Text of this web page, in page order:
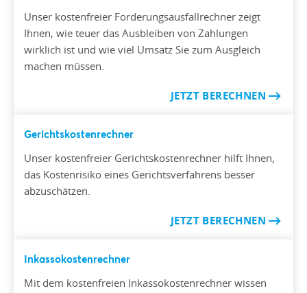
Unser kostenfreier Forderungsausfallrechner zeigt
Ihnen, wie teuer das Ausbleiben von Zahlungen
wirklich ist und wie viel Umsatz Sie zum Ausgleich
machen müssen.
JETZT BERECHNEN
Gerichtskostenrechner
Unser kostenfreier Gerichtskostenrechner hilft Ihnen,
das Kostenrisiko eines Gerichtsverfahrens besser
abzuschätzen.
JETZT BERECHNEN
Inkassokostenrechner
Mit dem kostenfreien Inkassokostenrechner wissen